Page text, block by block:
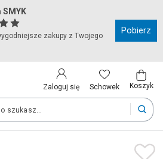
zakupy z Twojego
Pobierz
Zaloguj się Schowek Koszyk
Kraj i język
na teren wybranego kraju.